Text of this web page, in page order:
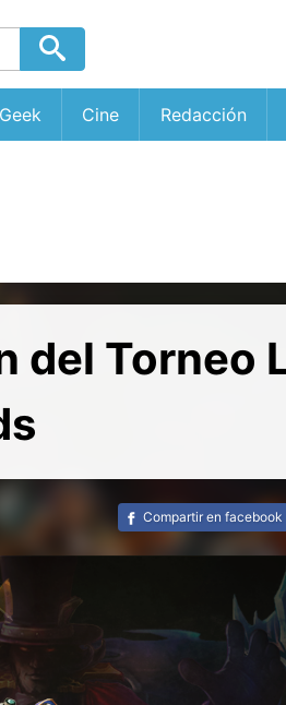
Cine Redacción
del Torneo
Compartir en facebook